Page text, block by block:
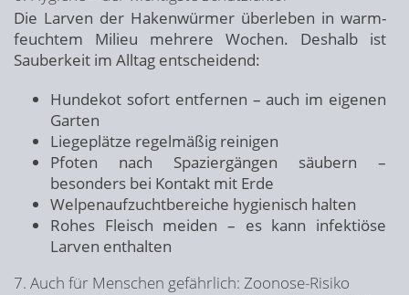
Die Larven der Hakenwürmer überleben in warm-
feuchtem Milieu mehrere Wochen. Deshalb ist
Sauberkeit im Alltag entscheidend:
Hundekot sofort entfernen – auch im eigenen
Garten
Liegeplätze regelmäßig reinigen
Pfoten nach Spaziergängen säubern –
besonders bei Kontakt mit Erde
Welpenaufzuchtbereiche hygienisch halten
Rohes Fleisch meiden – es kann infektiöse
Larven enthalten
7. Auch für Menschen gefährlich: Zoonose-Risiko